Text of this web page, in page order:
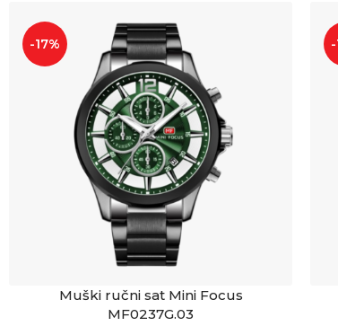
-17%
Muški ručni sat Mini Focus
MF0237G.03